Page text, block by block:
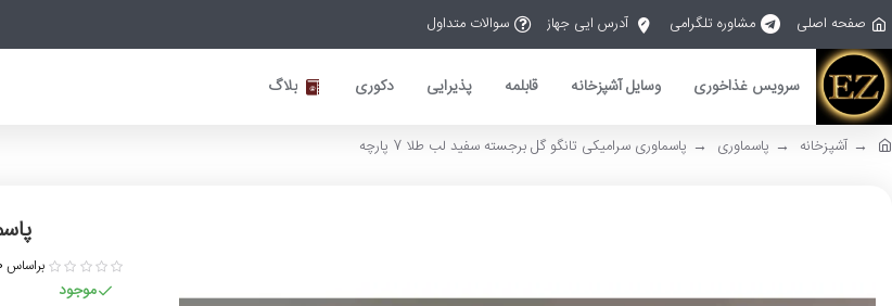
صفحه اصلی مشاوره تلگرامی آدرس ایی جهاز سوالات متداول
سرویس غذاخوری وسایل آشپزخانه قابلمه پذیرایی دکوری بلاگ
آشپزخانه پاسماوری پاسماوری سرامیکی تانگو گل برجسته سفید لب طلا 7 پارچه
موجود
براساس 0 نظر.